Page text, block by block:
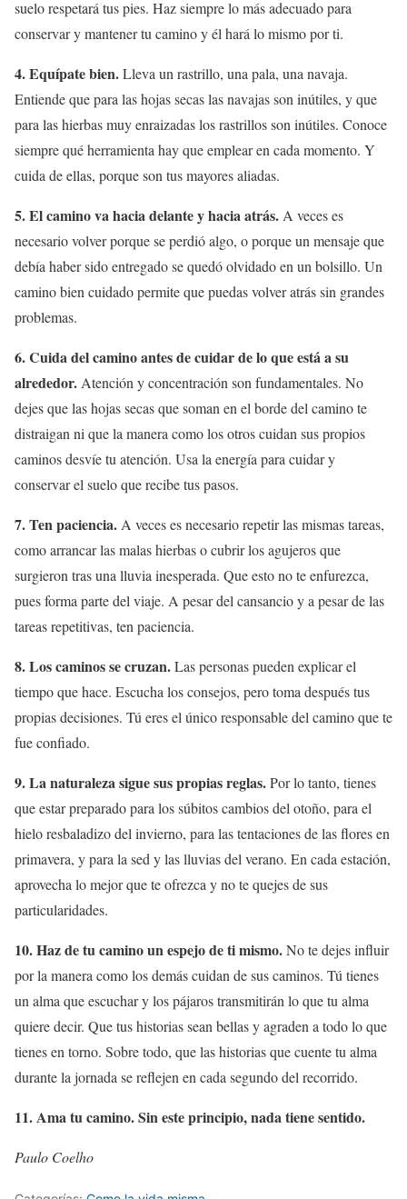
suelo respetará tus pies. Haz siempre lo más adecuado para
conservar y mantener tu camino y él hará lo mismo por ti.
4. Equípate bien.Lleva un rastrillo, una pala, una navaja.
Entiende que para las hojas secas las navajas son inútiles, y que
para las hierbas muy enraizadas los rastrillos son inútiles. Conoce
siempre qué herramienta hay que emplear en cada momento. Y
cuida de ellas, porque son tus mayores aliadas.
5. El camino va hacia delante y hacia atrás. A veces es
necesario volver porque se perdió algo, o porque un mensaje que
debía haber sido entregado se quedó olvidado en un bolsillo. Un
camino bien cuidado permite que puedas volver atrás sin grandes
problemas.
6. Cuida del camino antes de cuidar de lo que está a su
alrededor. Atención y concentración son fundamentales. No
dejes que las hojas secas que soman en el borde del camino te
distraigan ni que la manera como los otros cuidan sus propios
caminos desvíe tu atención. Usa la energía para cuidar y
conservar el suelo que recibe tus pasos.
7. Ten paciencia. A veces es necesario repetir las mismas tareas,
como arrancar las malas hierbas o cubrir los agujeros que
surgieron tras una lluvia inesperada. Que esto no te enfurezca,
pues forma parte del viaje. A pesar del cansancio y a pesar de las
tareas repetitivas, ten paciencia.
8. Los caminos se cruzan.Las personas pueden explicar el
tiempo que hace. Escucha los consejos, pero toma después tus
propias decisiones. Tú eres el único responsable del camino que te
fue confiado.
9. La naturaleza sigue sus propias reglas.Por lo tanto, tienes
que estar preparado para los súbitos cambios del otoño, para el
hielo resbaladizo del invierno, para las tentaciones de las flores en
primavera, y para la sed y las lluvias del verano. En cada estación,
aprovecha lo mejor que te ofrezca y no te quejes de sus
particularidades.
10. Haz de tu camino un espejo de ti mismo.No te dejes influir
por la manera como los demás cuidan de sus caminos. Tú tienes
un alma que escuchar y los pájaros transmitirán lo que tu alma
quiere decir. Que tus historias sean bellas y agraden a todo lo que
tienes en torno. Sobre todo, que las historias que cuente tu alma
durante la jornada se reflejen en cada segundo del recorrido.
11. Ama tu camino. Sin este principio, nada tiene sentido.
Paulo Coelho